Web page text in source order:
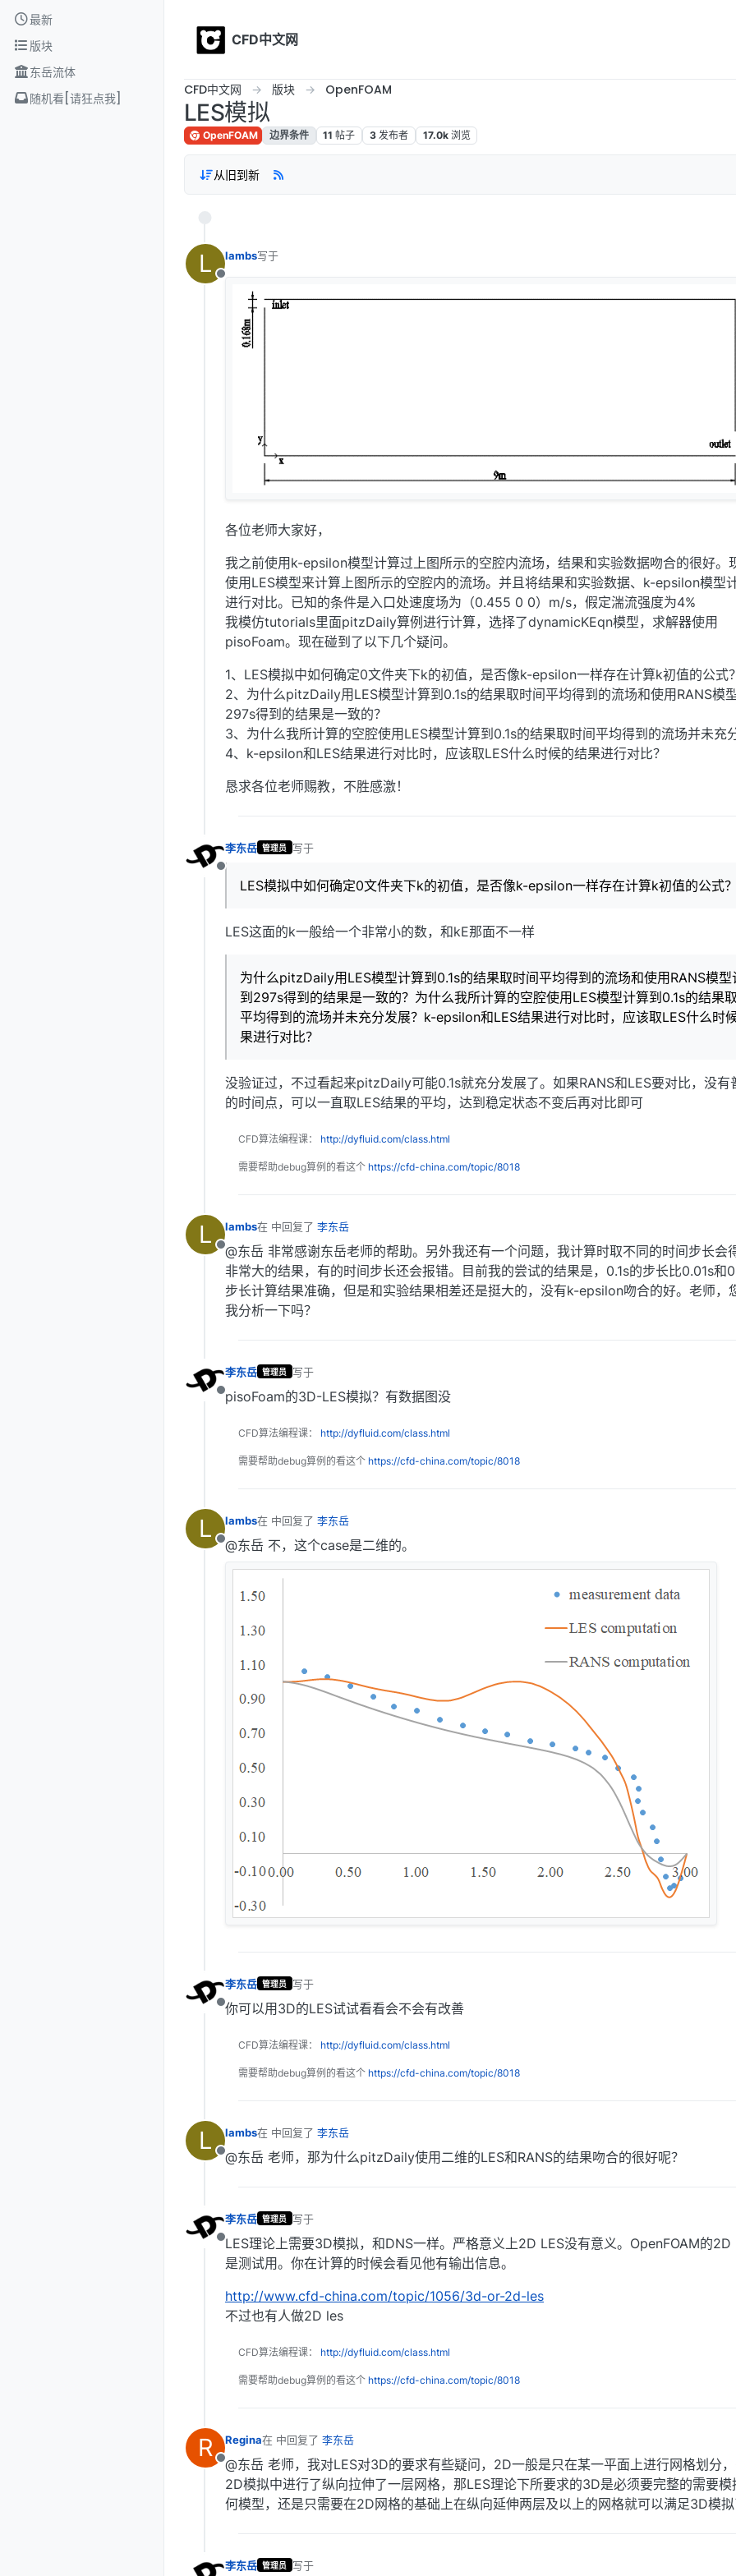
Skip to content
最新
版块
东岳流体
随机看[请狂点我]
CFD中文网
CFD中文网 版块 OpenFOAM
LES模拟
OpenFOAM 边界条件 11 帖子 3 发布者 17.0k 浏览
从旧到新
L
离线
lambs写于
最后由 编辑
各位老师大家好，
我之前使用k-epsilon模型计算过上图所示的空腔内流场，结果和实验数据吻合的很好。
使用LES模型来计算上图所示的空腔内的流场。并且将结果和实验数据、k-epsilon模型
进行对比。已知的条件是入口处速度场为（0.455 0 0）m/s，假定湍流强度为4%
我模仿tutorials里面pitzDaily算例进行计算，选择了dynamicKEqn模型，求解器使用
pisoFoam。现在碰到了以下几个疑问。
1、LES模拟中如何确定0文件夹下k的初值，是否像k-epsilon一样存在计算k初值的公式
2、为什么pitzDaily用LES模型计算到0.1s的结果取时间平均得到的流场和使用RANS模
297s得到的结果是一致的？
3、为什么我所计算的空腔使用LES模型计算到0.1s的结果取时间平均得到的流场并未充
4、k-epsilon和LES结果进行对比时，应该取LES什么时候的结果进行对比？
恳求各位老师赐教，不胜感激！
离线
李东岳 管理员 写于2018年10月23日 下午1:10
最后由 编辑
LES模拟中如何确定0文件夹下k的初值，是否像k-epsilon一样存在计算k初值的公式
LES这面的k一般给一个非常小的数，和kE那面不一样
为什么pitzDaily用LES模型计算到0.1s的结果取时间平均得到的流场和使用RANS模型
到297s得到的结果是一致的？为什么我所计算的空腔使用LES模型计算到0.1s的结果
平均得到的流场并未充分发展？k-epsilon和LES结果进行对比时，应该取LES什么时
果进行对比？
没验证过，不过看起来pitzDaily可能0.1s就充分发展了。如果RANS和LES要对比，没有
的时间点，可以一直取LES结果的平均，达到稳定状态不变后再对比即可
CFD算法编程课： http://dyfluid.com/class.html
需要帮助debug算例的看这个 https://cfd-china.com/topic/8018
L
离线
lambs在 2018年10月23日 下午1:21
最后由 编辑
@东岳 非常感谢东岳老师的帮助。另外我还有一个问题，我计算时取不同的时间步长会
非常大的结果，有的时间步长还会报错。目前我的尝试的结果是，0.1s的步长比0.01s和
步长计算结果准确，但是和实验结果相差还是挺大的，没有k-epsilon吻合的好。老师，
我分析一下吗？
离线
李东岳 管理员 写于2018年10月23日 下午1:23
最后由 编辑
pisoFoam的3D-LES模拟？有数据图没
CFD算法编程课： http://dyfluid.com/class.html
需要帮助debug算例的看这个 https://cfd-china.com/topic/8018
L
离线
lambs在 2018年10月23日 下午1:34
最后由 编辑
@东岳 不，这个case是二维的。
离线
李东岳 管理员 写于2018年10月23日 下午1:46
最后由 编辑
你可以用3D的LES试试看看会不会有改善
CFD算法编程课： http://dyfluid.com/class.html
需要帮助debug算例的看这个 https://cfd-china.com/topic/8018
L
离线
lambs在 2018年10月23日 下午2:00
最后由 编辑
@东岳 老师，那为什么pitzDaily使用二维的LES和RANS的结果吻合的很好呢？
离线
李东岳 管理员 写于2018年10月23日 下午11:44
最后由 编辑
LES理论上需要3D模拟，和DNS一样。严格意义上2D LES没有意义。OpenFOAM的2D
是测试用。你在计算的时候会看见他有输出信息。
http://www.cfd-china.com/topic/1056/3d-or-2d-les
不过也有人做2D les
CFD算法编程课： http://dyfluid.com/class.html
需要帮助debug算例的看这个 https://cfd-china.com/topic/8018
R
离线
Regina在 2018年12月4日 上午3:29
最后由 编辑
@东岳 老师，我对LES对3D的要求有些疑问，2D一般是只在某一平面上进行网格划分
2D模拟中进行了纵向拉伸了一层网格，那LES理论下所要求的3D是必须要完整的需要模
何模型，还是只需要在2D网格的基础上在纵向延伸两层及以上的网格就可以满足3D模
李东岳 管理员 写于2018年12月4日 下午1:46
最后由 编辑